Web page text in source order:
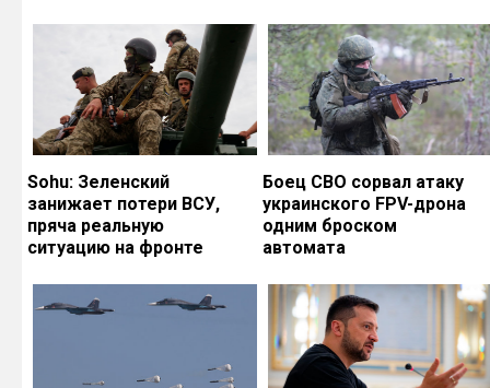
Sohu: Зеленский
занижает потери ВСУ,
пряча реальную
ситуацию на фронте
Боец СВО сорвал атаку
украинского FPV-дрона
одним броском
автомата